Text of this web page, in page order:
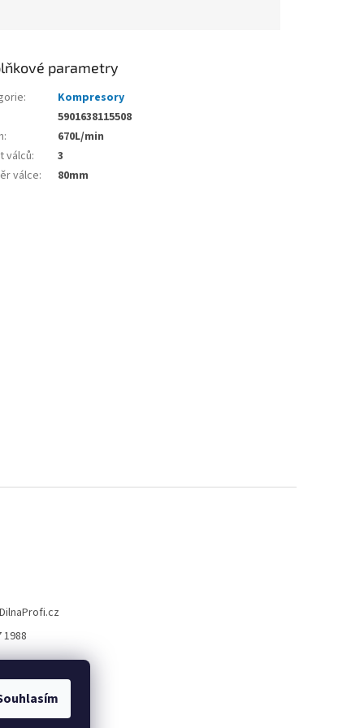
parametry
:
Kompresory
5901638115508
:
670L/min
válců:
3
válce: 80mm
DilnaProfi.cz
1988